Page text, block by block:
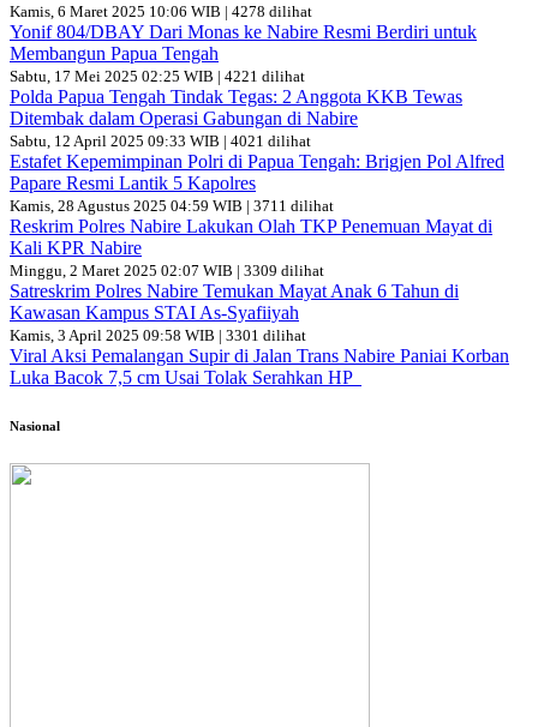
Kamis, 6 Maret 2025 10:06 WIB | 4278 dilihat
Yonif 804/DBAY Dari Monas ke Nabire Resmi Berdiri untuk
Membangun Papua Tengah
Sabtu, 17 Mei 2025 02:25 WIB | 4221 dilihat
Polda Papua Tengah Tindak Tegas: 2 Anggota KKB Tewas
Ditembak dalam Operasi Gabungan di Nabire
Sabtu, 12 April 2025 09:33 WIB | 4021 dilihat
Estafet Kepemimpinan Polri di Papua Tengah: Brigjen Pol Alfred
Papare Resmi Lantik 5 Kapolres
Kamis, 28 Agustus 2025 04:59 WIB | 3711 dilihat
Reskrim Polres Nabire Lakukan Olah TKP Penemuan Mayat di
Kali KPR Nabire
Minggu, 2 Maret 2025 02:07 WIB | 3309 dilihat
Satreskrim Polres Nabire Temukan Mayat Anak 6 Tahun di
Kawasan Kampus STAI As-Syafiiyah
Kamis, 3 April 2025 09:58 WIB | 3301 dilihat
Viral Aksi Pemalangan Supir di Jalan Trans Nabire Paniai Korban
Luka Bacok 7,5 cm Usai Tolak Serahkan HP
Nasional